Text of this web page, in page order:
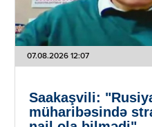
07.08.2026 12:07
Saakaşvili:
müharibəsində